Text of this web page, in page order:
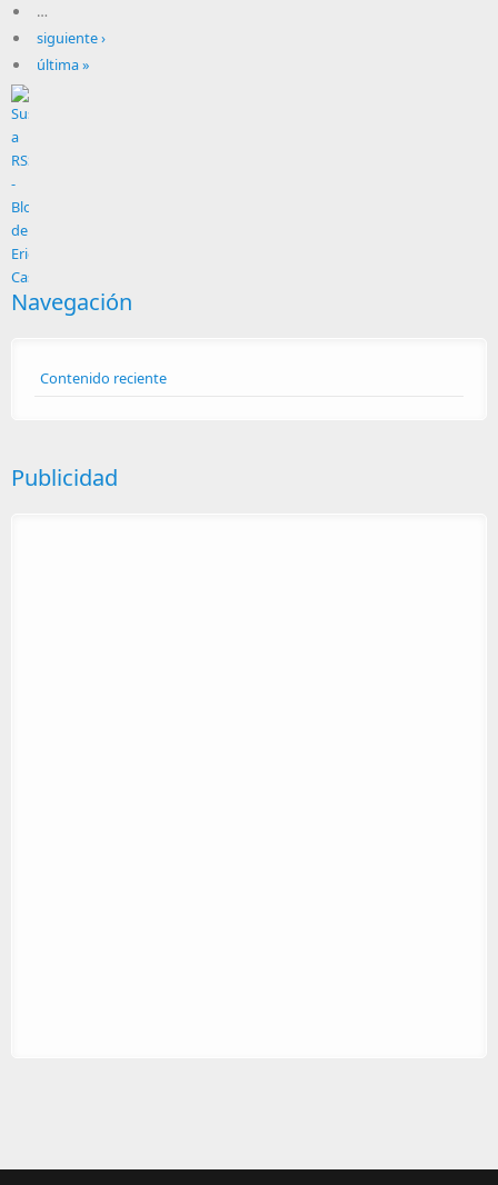
…
siguiente ›
última »
Navegación
Contenido reciente
Publicidad